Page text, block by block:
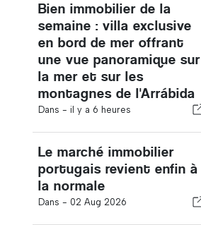
Bien immobilier de la
semaine : villa exclusive
en bord de mer offrant
une vue panoramique sur
la mer et sur les
montagnes de l'Arrábida
Dans - il y a 6 heures
Le marché immobilier
portugais revient enfin à
la normale
Dans - 02 Aug 2026